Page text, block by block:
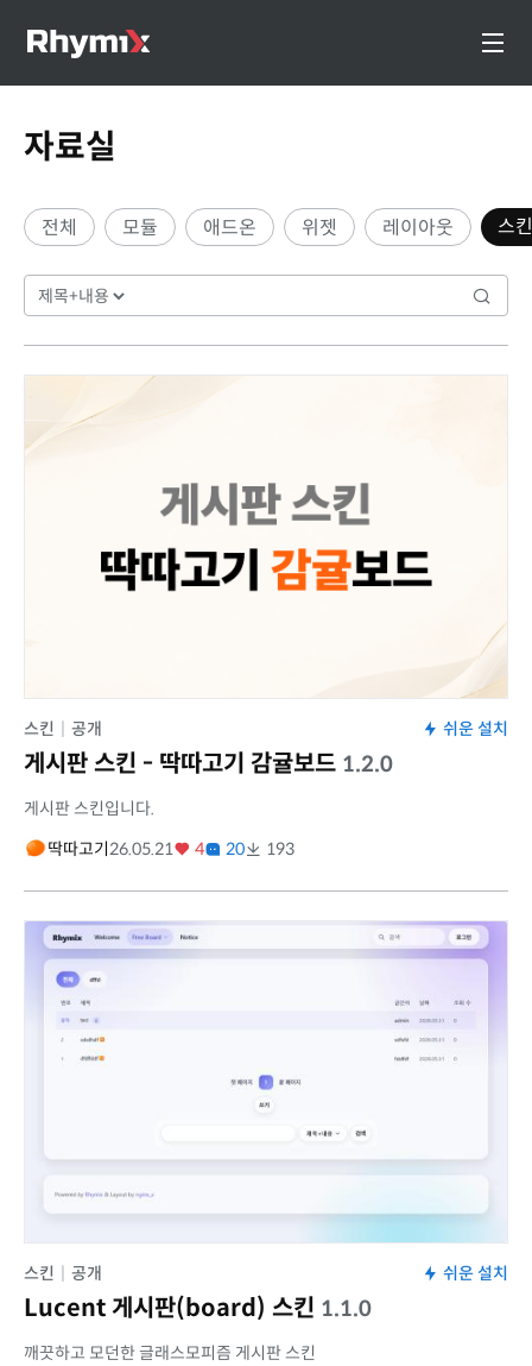
자료실
전체 모듈 애드온 위젯 레이아웃 스킨
스킨 공개 쉬운 설치
게시판 스킨 - 딱따고기 감귤보드 1.2.0
게시판 스킨입니다.
딱따고기26.05.21 4 20 193
스킨 공개 쉬운 설치
Lucent 게시판(board) 스킨 1.1.0
깨끗하고 모던한 글래스모피즘 게시판 스킨